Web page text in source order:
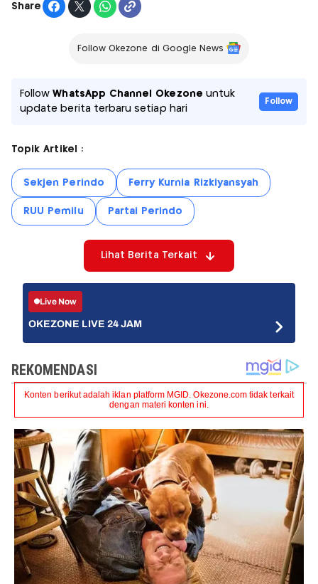
Share
Follow Okezone di Google News
FollowWhatsApp Channel Okezone untuk
update berita terbaru setiap hari
Follow
Topik Artikel :
Sekjen Perindo Ferry Kurnia Rizkiyansyah
RUU Pemilu Partai Perindo
Lihat Berita Terkait
Live Now
OKEZONE LIVE 24 JAM